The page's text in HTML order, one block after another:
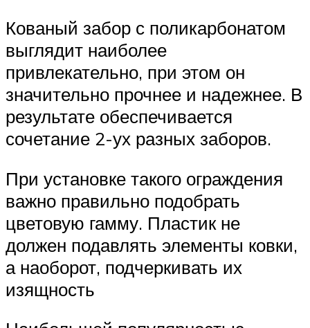
Кованый забор с поликарбонатом
выглядит наиболее
привлекательно, при этом он
значительно прочнее и надежнее. В
результате обеспечивается
сочетание 2-ух разных заборов.
При установке такого ограждения
важно правильно подобрать
цветовую гамму. Пластик не
должен подавлять элементы ковки,
а наоборот, подчеркивать их
изящность